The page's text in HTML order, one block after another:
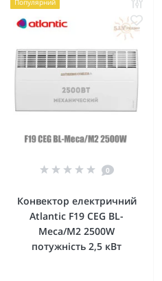
Популярний
0
Конвектор електричний
Atlantic F19 CEG BL-
Meca/M2 2500W
потужність 2,5 кВт